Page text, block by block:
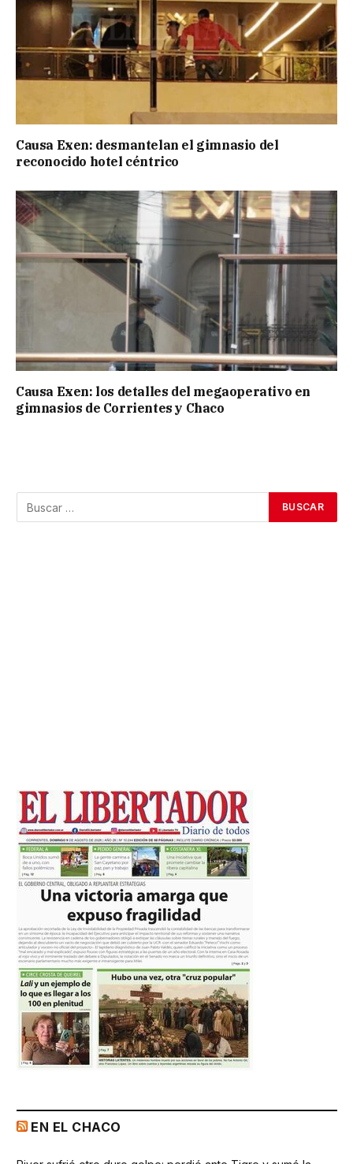
Causa Exen: desmantelan el gimnasio del
reconocido hotel céntrico
Causa Exen: los detalles del megaoperativo en
gimnasios de Corrientes y Chaco
EN EL CHACO